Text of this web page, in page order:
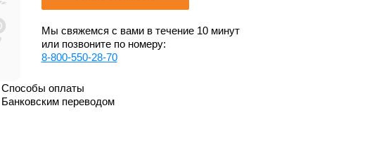
Мы свяжемся с вами в течение 10 минут
или позвоните по номеру:
8-800-550-28-70
Способы оплаты
Банковским переводом